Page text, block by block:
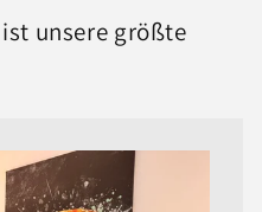
unsere größte